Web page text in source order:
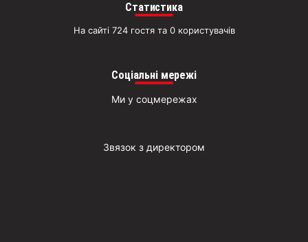
Статистика
На сайті 724 гостя та 0 користувачів
Соціальні мережі
Ми у соцмережах
Звязок з директором